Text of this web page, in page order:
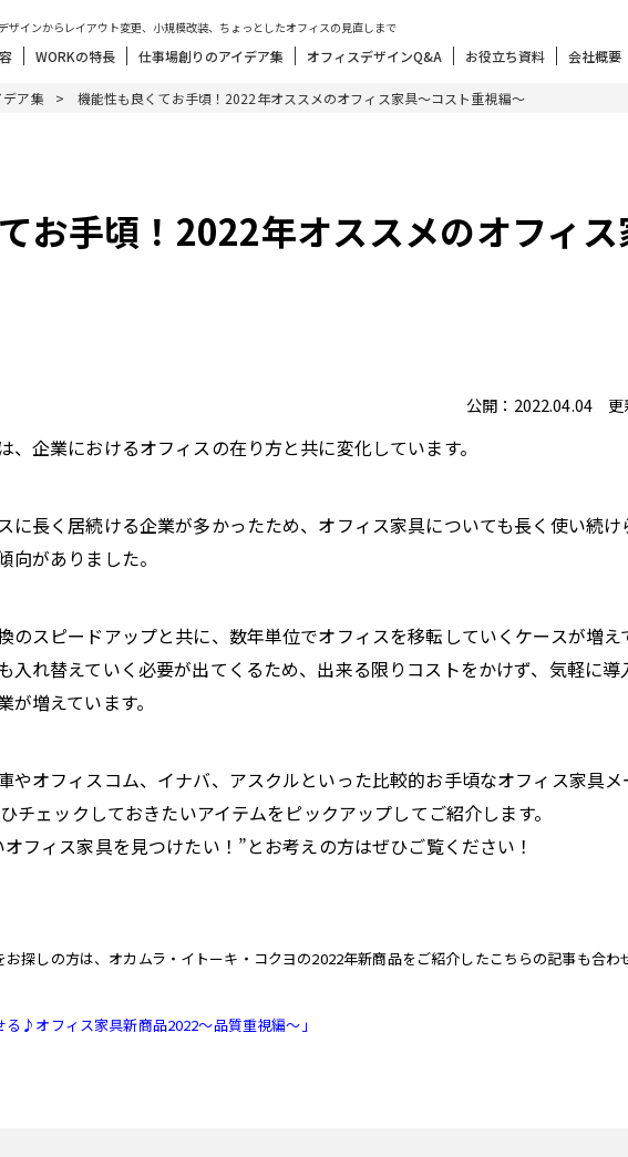
ザインからレイアウト変更、小規模改装、ちょっとしたオフィスの見直しまで
WORKの特長 仕事場創りのアイデア集 オフィスデザインQ&A お役立ち資料 会社概要
ア集 機能性も良くてお手頃！2022年オススメのオフィス家具～コスト重視編～
お手頃！2022年オススメのオフィス
公開：2022.04.04 更
、企業におけるオフィスの在り方と共に変化しています。
に長く居続ける企業が多かったため、オフィス家具についても長く使い続け
向がありました。
のスピードアップと共に、数年単位でオフィスを移転していくケースが増え
入れ替えていく必要が出てくるため、出来る限りコストをかけず、気軽に導
増えています。
やオフィスコム、イナバ、アスクルといった比較的お手頃なオフィス家具
チェックしておきたいアイテムをピックアップしてご紹介します。
フィス家具を見つけたい！”とお考えの方はぜひご覧ください！
探しの方は、オカムラ・イトーキ・コクヨの2022年新商品をご紹介したこちらの記事も合わ
る♪オフィス家具新商品2022～品質重視編～」